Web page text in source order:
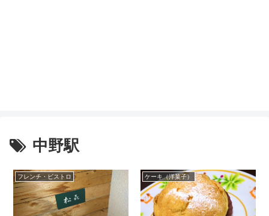
中野駅
フレンチ・ビストロ ケーキ（洋菓子）